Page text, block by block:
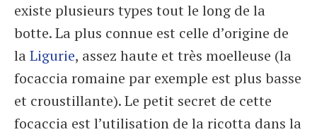
existe plusieurs types tout le long de la
botte. La plus connue est celle d’origine de
laLigurie, assez haute et très moelleuse (la
focaccia romaine par exemple est plus basse
et croustillante). Le petit secret de cette
focaccia est l’utilisation de la ricotta dans la